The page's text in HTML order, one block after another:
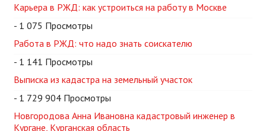
Карьера в РЖД: как устроиться на работу в Москве
- 1 075 Просмотры
Работа в РЖД: что надо знать соискателю
- 1 141 Просмотры
Выписка из кадастра на земельный участок
- 1 729 904 Просмотры
Новгородова Анна Ивановна кадастровый инженер в
Кургане, Курганская область